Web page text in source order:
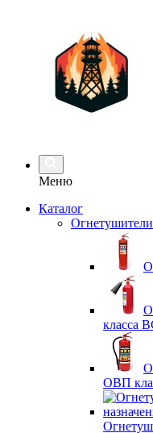
Меню
Каталог
Огнетушители
класса
ОВП